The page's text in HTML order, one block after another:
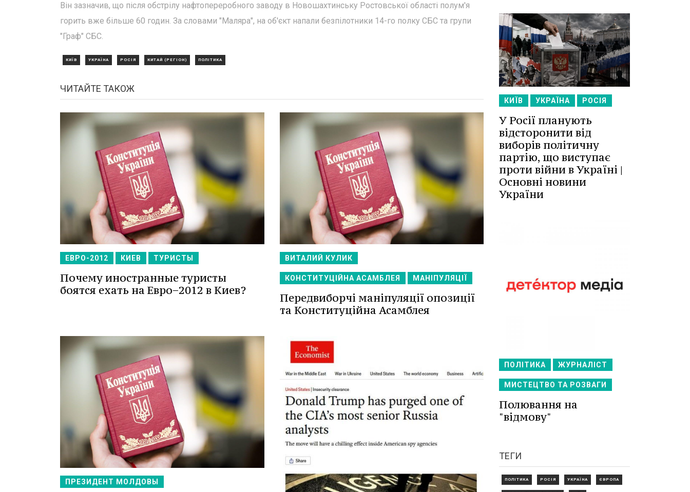
Він зазначив, що після обстрілу нафтопереробного заводу в Новошахтинську Ростовської області полум'я
горить вже більше 60 годин. За словами "Маляра", на об'єкт напали безпілотники 14-го полку СБС та групи
"Граф" СБС.
КИЇВ УКРАЇНА РОСІЯ КИТАЙ (РЕГІОН) ПОЛІТИКА
ЧИТАЙТЕ ТАКОЖ
ЕВРО-2012 КИЕВ ТУРИСТЫ
Почему иностранные туристы
боятся ехать на Евро−2012 в Киев?
ВИТАЛИЙ КУЛИК
КОНСТИТУЦІЙНА АСАМБЛЕЯ МАНІПУЛЯЦІЇ
Передвиборчі маніпуляції опозиції
та Конституційна Асамблея
ПРЕЗИДЕНТ МОЛДОВЫ
КИЇВ УКРАЇНА РОСІЯ
У Росії планують
відсторонити від
виборів політичну
партію, що виступає
проти війни в Україні |
Основні новини
України
ПОЛІТИКА ЖУРНАЛІСТ
МИСТЕЦТВО ТА РОЗВАГИ
Полювання на
"відмову"
ТЕГИ
ПОЛІТИКА РОСІЯ УКРАЇНА ЄВРОПА